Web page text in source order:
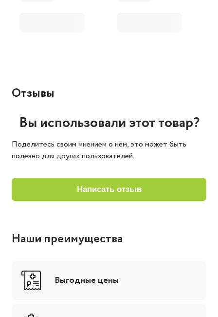
Отзывы
Вы использовали этот товар?
Поделитесь своим мнением о нём, это может быть
полезно для других пользователей.
написать отзыв
Наши преимущества
Выгодные цены